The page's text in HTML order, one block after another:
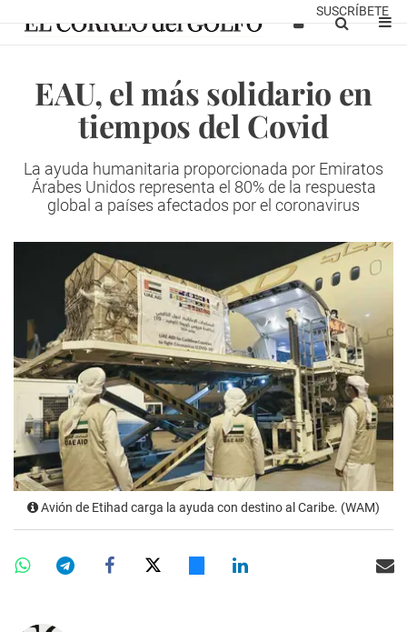
SUSCRÍBETE
EAU, el más solidario en
tiempos del Covid
La ayuda humanitaria proporcionada por Emiratos
Árabes Unidos representa el 80% de la respuesta
global a países afectados por el coronavirus
Avión de Etihad carga la ayuda con destino al Caribe. (WAM)